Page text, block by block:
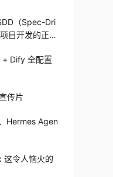
（Spec-Dri
目开发的正确
Dify 全配置
传片
Hermes Agen
这令人恼火的